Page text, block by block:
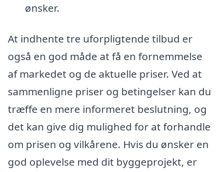
ønsker.
At indhente tre uforpligtende tilbud er
også en god måde at få en fornemmelse
af markedet og de aktuelle priser. Ved at
sammenligne priser og betingelser kan du
træffe en mere informeret beslutning, og
det kan give dig mulighed for at forhandle
om prisen og vilkårene. Hvis du ønsker en
god oplevelse med dit byggeprojekt, er